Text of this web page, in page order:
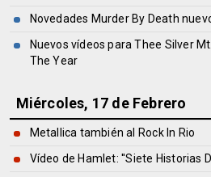
Novedades Murder By Death
Nuevos vídeos para Thee Silver
The Year
Miércoles, 17 de Febrero
Metallica también al Rock In Rio
Vídeo de Hamlet: ''Siete Historias